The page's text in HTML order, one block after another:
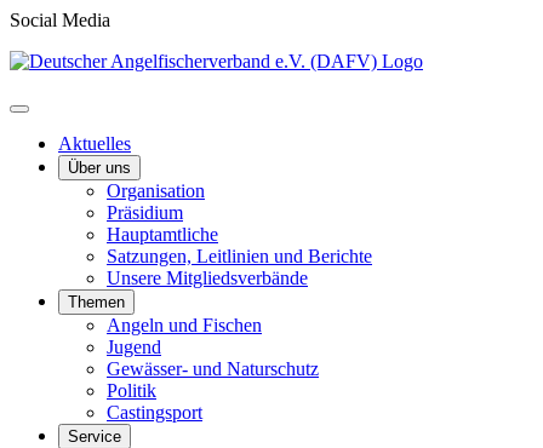
Social Media
Aktuelles
Über uns
Organisation
Präsidium
Hauptamtliche
Satzungen, Leitlinien und Berichte
Unsere Mitgliedsverbände
Themen
Angeln und Fischen
Jugend
Gewässer- und Naturschutz
Politik
Castingsport
Service